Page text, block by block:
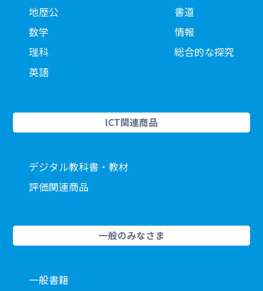
地歴公
数学
理科
英語
書道
情報
総合的な探究
ICT関連商品
デジタル教科書・教材
評価関連商品
一般のみなさま
一般書籍